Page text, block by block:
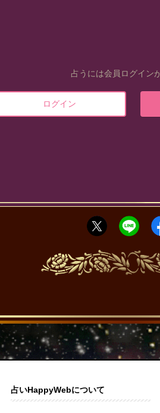
占うには会員ログイン
ログイン
占いHappyWebについて